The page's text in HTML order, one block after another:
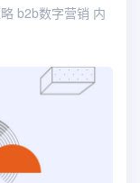
b2b数字营销 内